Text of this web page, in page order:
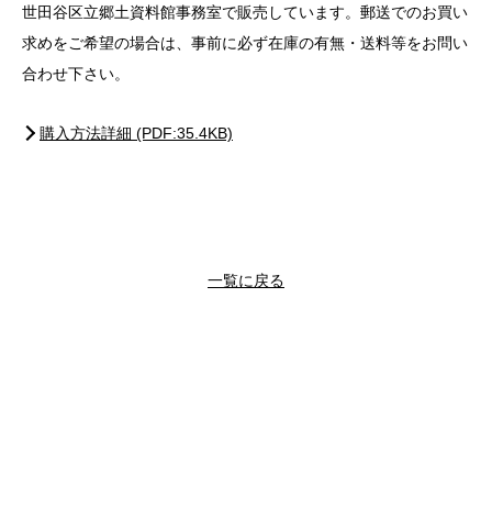
世田谷区立郷土資料館事務室で販売しています。郵送でのお買い
求めをご希望の場合は、事前に必ず在庫の有無・送料等をお問い
合わせ下さい。
購入方法詳細 (PDF:35.4KB)
一覧に戻る